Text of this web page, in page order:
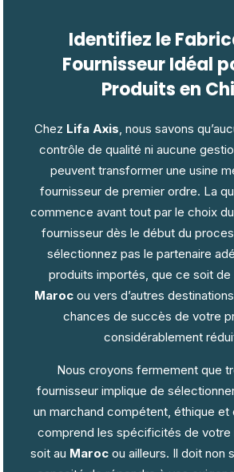
Identifiez le
Fournisseur Idéal
Produits en
Chez Lifa Axis , nous savons
contrôle de qualité ni aucune
peuvent transformer une usine
fournisseur de premier ordre. La
commence avant tout par le choix
fournisseur dès le début du
sélectionnez pas le partenaire
produits importés, que ce soit de
Marocou vers d’autres
chances de succès de votre
considérablement
Nous croyons fermement que
fournisseur implique de
un marchand compétent, éthique et
comprend les spécificités de votre
soit au Marocou ailleurs. Il doit non